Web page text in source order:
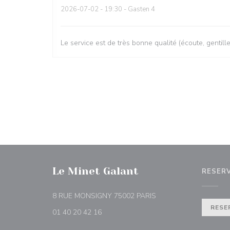
2026-07-02 - 19:30 - Gasten 4
Le service est de très bonne qualité (écoute,
Le Minet Galant
8 RUE MONSIGNY 75002 PARIS
01 40 20 42 16